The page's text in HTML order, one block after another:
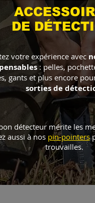
DE
votre expérience avec
: pelles,
gants et plus encore
sorties de
détecteur mérite les
aussi à nos pin-pointers
trouvailles.